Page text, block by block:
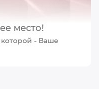
место!
- Ваше